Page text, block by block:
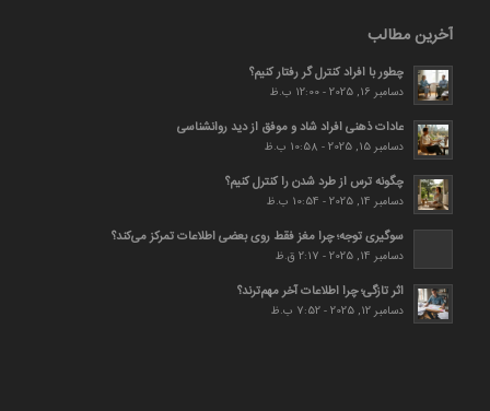
آخرین مطالب
چطور با افراد کنترل گر رفتار کنیم؟
دسامبر 16, 2025 - 12:00 ب.ظ
عادات ذهنی افراد شاد و موفق از دید روانشناسی
دسامبر 15, 2025 - 10:58 ب.ظ
چگونه ترس از طرد شدن را کنترل کنیم؟
دسامبر 14, 2025 - 10:54 ب.ظ
سوگیری توجه؛ چرا مغز فقط روی بعضی اطلاعات تمرکز می‌کند؟
دسامبر 14, 2025 - 2:17 ق.ظ
اثر تازگی؛ چرا اطلاعات آخر مهم‌ترند؟
دسامبر 12, 2025 - 7:52 ب.ظ